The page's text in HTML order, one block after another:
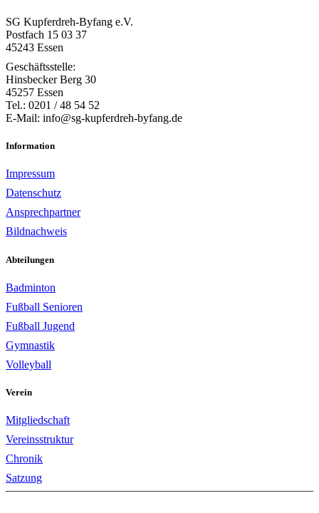
SG Kupferdreh-Byfang e.V.
Postfach 15 03 37
45243 Essen
Geschäftsstelle:
Hinsbecker Berg 30
45257 Essen
Tel.: 0201 / 48 54 52
E-Mail: info@sg-kupferdreh-byfang.de
Information
Impressum
Datenschutz
Ansprechpartner
Bildnachweis
Abteilungen
Badminton
Fußball Senioren
Fußball Jugend
Gymnastik
Volleyball
Verein
Mitgliedschaft
Vereinsstruktur
Chronik
Satzung